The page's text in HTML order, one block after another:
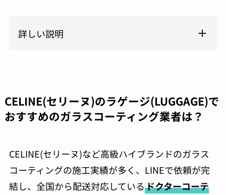
詳しい説明
CELINE(セリーヌ)のラゲージ(LUGGAGE)で
おすすめのガラスコーティング業者は？
CELINE(セリーヌ)など高級ハイブランドのガラス
コーティングの施工実績が多く、LINEで依頼が完
結し、全国から配送対応しているドクターコーテ